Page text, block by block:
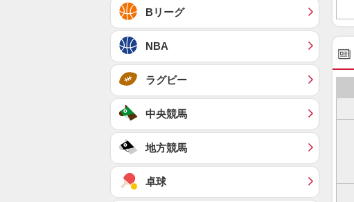
Bリーグ
NBA
ラグビー
中央競馬
地方競馬
卓球